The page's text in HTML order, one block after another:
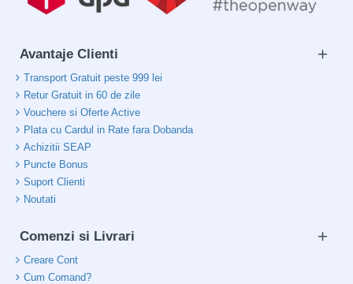
Avantaje Clienti
Transport Gratuit peste 999 lei
Retur Gratuit in 60 de zile
Vouchere si Oferte Active
Plata cu Cardul in Rate fara Dobanda
Achizitii SEAP
Puncte Bonus
Suport Clienti
Noutati
Comenzi si Livrari
Creare Cont
Cum Comand?